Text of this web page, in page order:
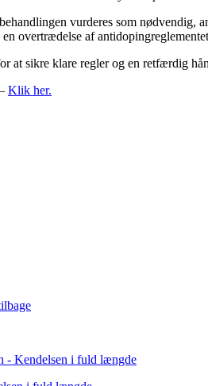
vurderes som
overtrædelse af
at sikre klare regler og en retfærdig
Klik her.